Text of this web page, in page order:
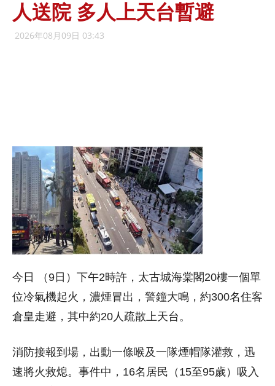
人送院 多人上天台暫避
2026年08月09日 03:43
今日 （9日）下午2時許，太古城海棠閣20樓一個單
位冷氣機起火，濃煙冒出，警鐘大鳴，約300名住客
倉皇走避，其中約20人疏散上天台。
消防接報到場，出動一條喉及一隊煙帽隊灌救，迅
速將火救熄。事件中，16名居民（15至95歲）吸入